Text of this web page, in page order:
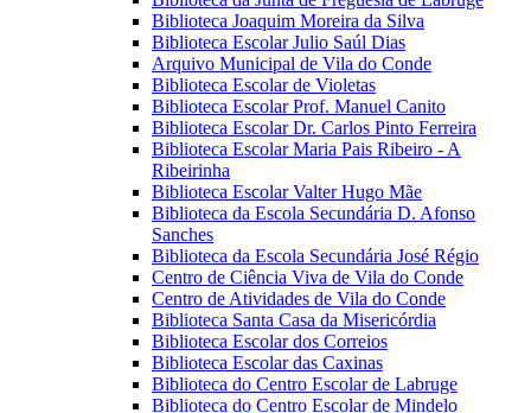
Biblioteca Joaquim Moreira da Silva
Biblioteca Escolar Julio Saúl Dias
Arquivo Municipal de Vila do Conde
Biblioteca Escolar de Violetas
Biblioteca Escolar Prof. Manuel Canito
Biblioteca Escolar Dr. Carlos Pinto Ferreira
Biblioteca Escolar Maria Pais Ribeiro - A
Ribeirinha
Biblioteca Escolar Valter Hugo Mãe
Biblioteca da Escola Secundária D. Afonso
Sanches
Biblioteca da Escola Secundária José Régio
Centro de Ciência Viva de Vila do Conde
Centro de Atividades de Vila do Conde
Biblioteca Santa Casa da Misericórdia
Biblioteca Escolar dos Correios
Biblioteca Escolar das Caxinas
Biblioteca do Centro Escolar de Labruge
Biblioteca do Centro Escolar de Mindelo